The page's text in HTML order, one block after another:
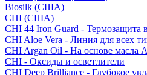
Biosilk (США)
CHI (США)
CHI 44 Iron Guard - Термозащита
CHI Aloe Vera - Линия для всех
CHI Argan Oil - На основе масла
CHI - Оксиды и осветлители
CHI Deep Brilliance - Глубокое